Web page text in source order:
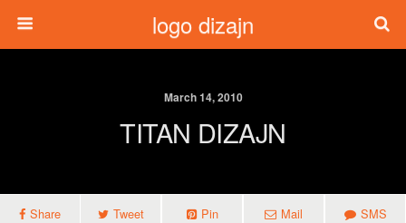
logo dizajn
March 14, 2010
TITAN DIZAJN
Share Tweet Pin Mail SMS